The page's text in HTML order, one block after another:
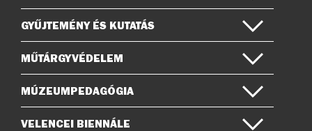
GYŰJTEMÉNY ÉS KUTATÁS
MŰTÁRGYVÉDELEM
MÚZEUMPEDAGÓGIA
VELENCEI BIENNÁLE